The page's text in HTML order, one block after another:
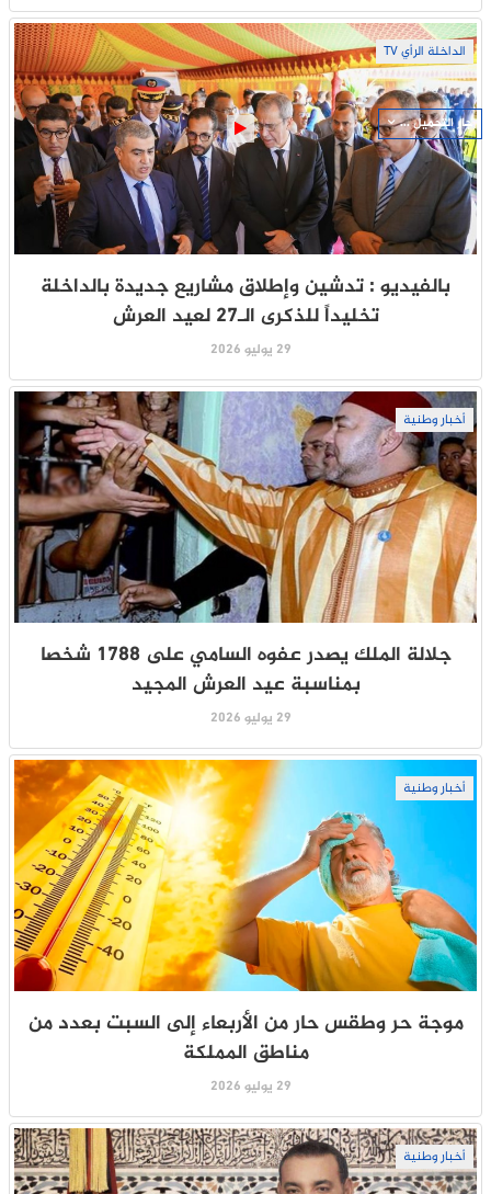
الداخلة الرأي TV
بالفيديو : تدشين وإطلاق مشاريع جديدة بالداخلة
تخليداً للذكرى الـ27 لعيد العرش
29 يوليو 2026
أخبار وطنية
جلالة الملك يصدر عفوه السامي على 1788 شخصا
بمناسبة عيد العرش المجيد
29 يوليو 2026
أخبار وطنية
موجة حر وطقس حار من الأربعاء إلى السبت بعدد من
مناطق المملكة
29 يوليو 2026
أخبار وطنية
جار التحميل ...